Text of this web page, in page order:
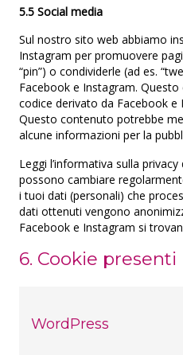
5.5 Social media
Sul nostro sito web abbiamo
Instagram per promuovere
“pin”) o condividerle (ad es.
Facebook e Instagram.
codice derivato da Facebook e
Questo contenuto potrebbe
alcune informazioni per la
Leggi l’informativa sulla
possono cambiare
i tuoi dati (personali) che
dati ottenuti vengono
Facebook e Instagram si
6. Cookie presenti
WordPress